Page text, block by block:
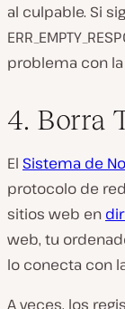
al culpable. Si
problema con la
4. Borra
El Sistema de
protocolo de
sitios web en
web, tu
lo conecta con
A veces, los